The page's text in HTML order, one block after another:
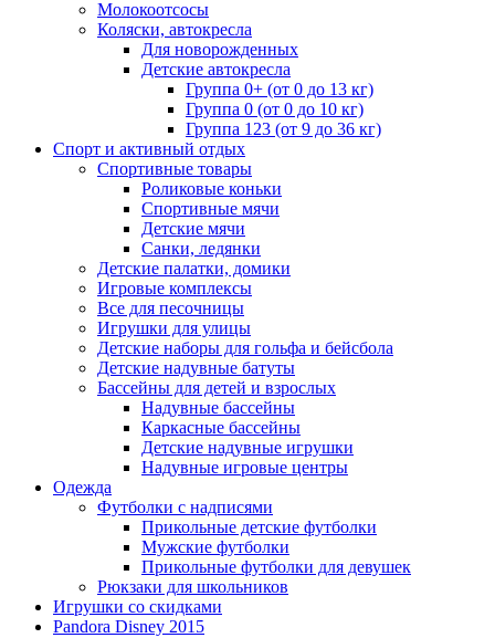
Молокоотсосы
Коляски, автокресла
Для новорожденных
Детские автокресла
Группа 0+ (от 0 до 13 кг)
Группа 0 (от 0 до 10 кг)
Группа 123 (от 9 до 36 кг)
Спорт и активный отдых
Спортивные товары
Роликовые коньки
Спортивные мячи
Детские мячи
Санки, ледянки
Детские палатки, домики
Игровые комплексы
Все для песочницы
Игрушки для улицы
Детские наборы для гольфа и бейсбола
Детские надувные батуты
Бассейны для детей и взрослых
Надувные бассейны
Каркасные бассейны
Детские надувные игрушки
Надувные игровые центры
Одежда
Футболки с надписями
Прикольные детские футболки
Мужские футболки
Прикольные футболки для девушек
Рюкзаки для школьников
Игрушки со скидками
Pandora Disney 2015